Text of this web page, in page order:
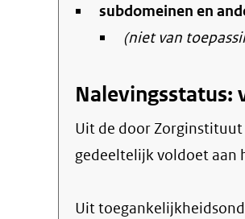
subdomeinen en
(niet van
Uit de door Zorginstituut Nederland gepubliceerde informatie blijkt dat dit kanaal
gedeeltelijk voldoet aan
Uit